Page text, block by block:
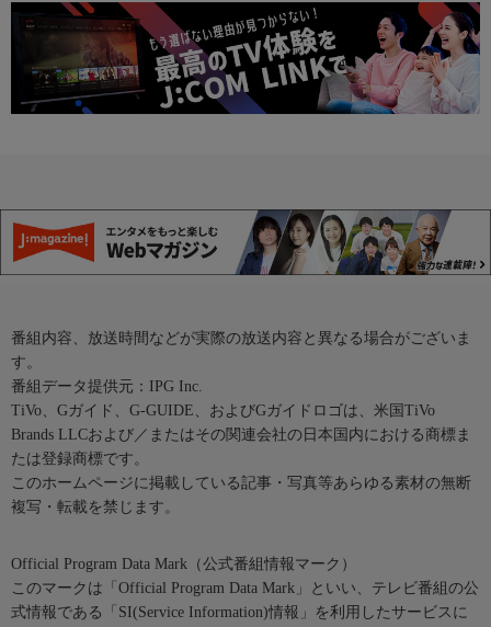
番組内容、放送時間などが実際の放送内容と異なる場合がございま
す。
番組データ提供元：IPG Inc.
TiVo、Gガイド、G-GUIDE、およびGガイドロゴは、米国TiVo
Brands LLCおよび／またはその関連会社の日本国内における商標ま
たは登録商標です。
このホームページに掲載している記事・写真等あらゆる素材の無断
複写・転載を禁じます。
Official Program Data Mark（公式番組情報マーク）
このマークは「Official Program Data Mark」といい、テレビ番組の公
式情報である「SI(Service Information)情報」を利用したサービスに